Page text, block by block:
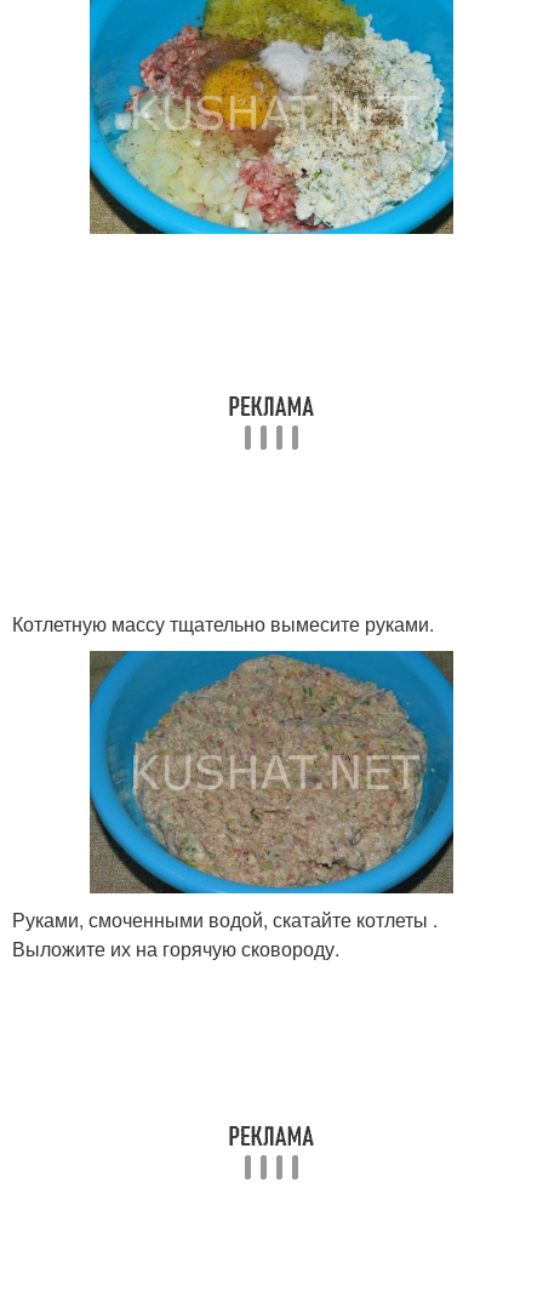
Котлетную массу тщательно вымесите руками.
Руками, смоченными водой, скатайте котлеты .
Выложите их на горячую сковороду.